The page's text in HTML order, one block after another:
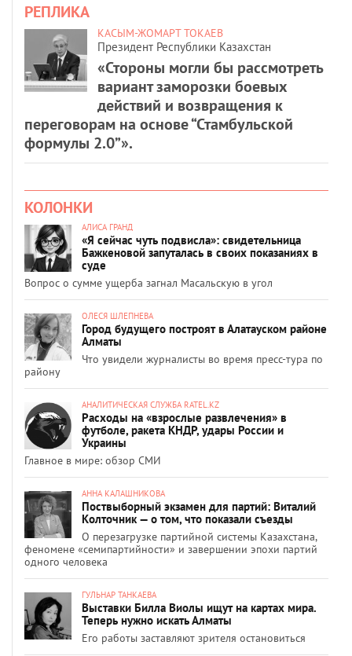
РЕПЛИКА
КАСЫМ-ЖОМАРТ ТОКАЕВ
Президент Республики Казахстан
«Стороны могли бы рассмотреть
вариант заморозки боевых
действий и возвращения к
переговорам на основе “Стамбульской
формулы 2.0”».
КОЛОНКИ
АЛИСА ГРАНД
«Я сейчас чуть подвисла»: свидетельница
Бажкеновой запуталась в своих показаниях в
суде
Вопрос о сумме ущерба загнал Масальскую в угол
ОЛЕСЯ ШЛЕПНЕВА
Город будущего построят в Алатауском районе
Алматы
Что увидели журналисты во время пресс-тура по
району
АНАЛИТИЧЕСКАЯ СЛУЖБА RATEL.KZ
Расходы на «взрослые развлечения» в
футболе, ракета КНДР, удары России и
Украины
Главное в мире: обзор СМИ
АННА КАЛАШНИКОВА
Поствыборный экзамен для партий: Виталий
Колточник — о том, что показали съезды
О перезагрузке партийной системы Казахстана,
феномене «семипартийности» и завершении эпохи партий
одного человека
ГУЛЬНАР ТАНКАЕВА
Выставки Билла Виолы ищут на картах мира.
Теперь нужно искать Алматы
Его работы заставляют зрителя остановиться